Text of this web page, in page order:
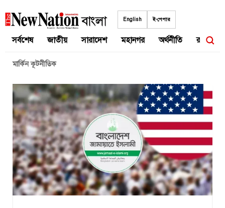
to
English ই-পেপার
সর্বশেষ জাতীয় সারাদেশ মহানগর অর্থনীতি রাজনীতি
মার্কিন কূটনীতিক